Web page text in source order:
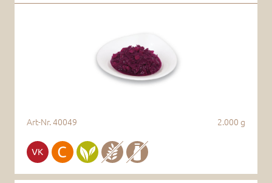
2.000 g
Art-Nr.40049